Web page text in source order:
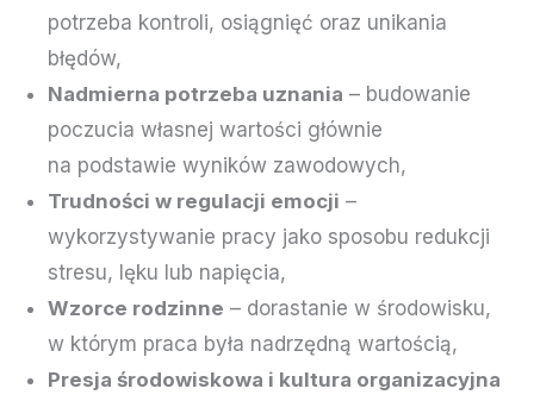
potrzeba kontroli, osiągnięć oraz unikania
błędów,
Nadmierna potrzeba uznania – budowanie
poczucia własnej wartości głównie
na podstawie wyników zawodowych,
Trudności w regulacji emocji –
wykorzystywanie pracy jako sposobu redukcji
stresu, lęku lub napięcia,
Wzorce rodzinne – dorastanie w środowisku,
w którym praca była nadrzędną wartością,
Presja środowiskowa i kultura organizacyjna